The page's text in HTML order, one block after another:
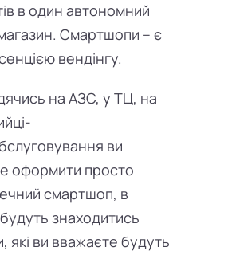
в один автономний
Смартшопи – є
вендінгу.
на АЗС, у ТЦ, на
ви
оформити просто
смартшоп, в
знаходитись
які ви вважаєте будуть